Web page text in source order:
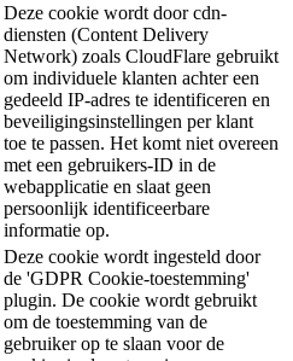
Deze cookie wordt door cdn-
diensten (Content Delivery
Network) zoals CloudFlare gebruikt
om individuele klanten achter een
gedeeld IP-adres te identificeren en
beveiligingsinstellingen per klant
toe te passen. Het komt niet overeen
met een gebruikers-ID in de
webapplicatie en slaat geen
persoonlijk identificeerbare
informatie op.
Deze cookie wordt ingesteld door
de 'GDPR Cookie-toestemming'
plugin. De cookie wordt gebruikt
om de toestemming van de
gebruiker op te slaan voor de